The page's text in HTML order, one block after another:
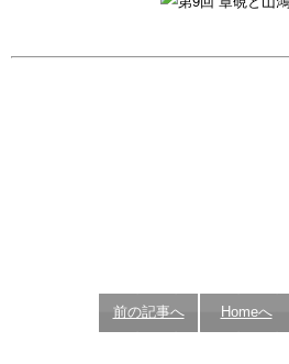
前の記事へ Homeへ